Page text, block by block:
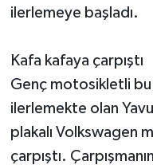
ilerlemeye başladı.
Kafa kafaya çarpıştı
Genç motosikletli
ilerlemekte olan
plakalı Volkswagen
çarpıştı.